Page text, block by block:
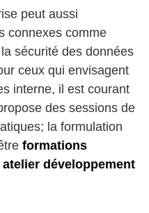
peut aussi
connexes comme
sécurité des données
ceux qui envisagent
interne, il est courant
des sessions de
la formulation
formations
atelier développement